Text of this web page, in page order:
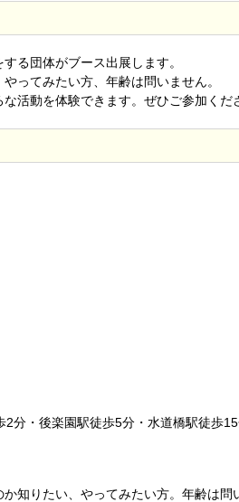
る団体がブース出展します。
ってみたい方、年齢は問いません。
活動を体験できます。ぜひご参加くだ
2分・後楽園駅徒歩5分・水道橋駅徒歩
知りたい、やってみたい方。年齢は問